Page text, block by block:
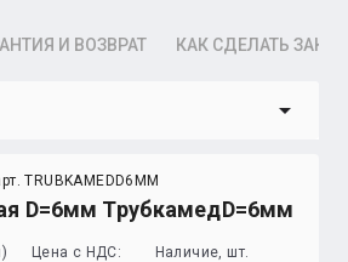
И ВОЗВРАТ КАК СДЕЛАТЬ
arrow_drop_down
TRUBKAMEDD6MM
D=6мм ТрубкамедD=6мм
Цена с НДС: Наличие, шт.